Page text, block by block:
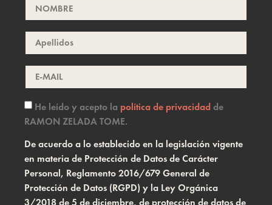
He leído y acepto la política de privacidadde
RAMON ZELADA TOME.
De acuerdo a lo establecido en la legislación vigente
en materia de Protección de Datos de Carácter
Personal, Reglamento 2016/679 General de
Protección de Datos (RGPD) y la Ley Orgánica
3/2018 de 5 de diciembre, de protección de datos de